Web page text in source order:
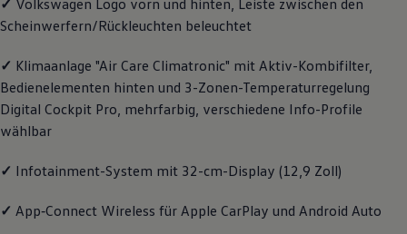
Lifestyle
Transport
Familie
Volkswagen R
Pannen- und Unfallhilfe
Volkswagen Kundenbetreuung
Scheinwerfern/Rückleuchten beleuchtet
✓ Klimaanlage "Air Care Climatronic" mit Aktiv-Kombifilter,
Bedienelementen hinten und 3-Zonen-Temperaturregelung
Digital Cockpit Pro, mehrfarbig, verschiedene Info-Profile
wählbar
✓ Infotainment-System mit 32-cm-Display (12,9 Zoll)
✓ App‑Connect Wireless für Apple CarPlay und Android Auto